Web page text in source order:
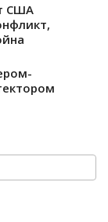
США